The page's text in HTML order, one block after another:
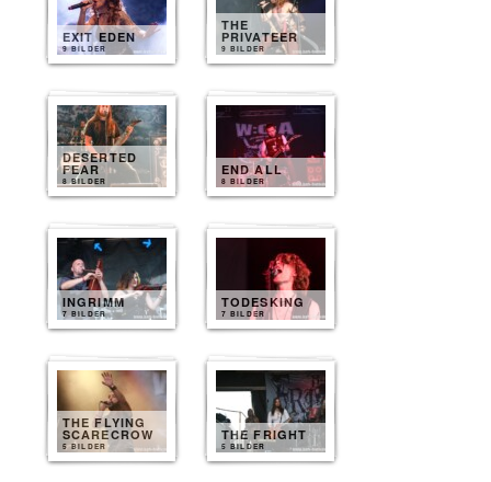
EXIT EDEN
9 BILDER
THE
PRIVATEER
9 BILDER
DESERTED
FEAR
8 BILDER
END ALL
8 BILDER
INGRIMM
7 BILDER
TODESKING
7 BILDER
THE FLYING
SCARECROW
5 BILDER
THE FRIGHT
5 BILDER